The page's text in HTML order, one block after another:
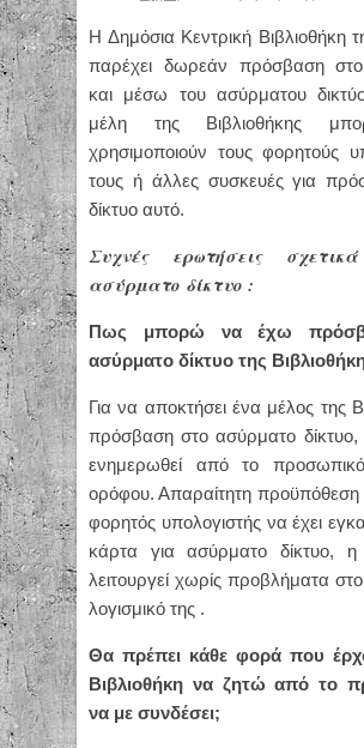
Η Δημόσια Κεντρική Βιβλιοθήκη
παρέχει δωρεάν πρόσβαση στο
και μέσω του ασύρματου
μέλη της Βιβλιοθήκης
χρησιμοποιούν τους φορητούς
τους ή άλλες συσκευές για
δίκτυο αυτό.
Συχνές ερωτήσεις
ασύρματο δίκτυο :
Πως μπορώ να έχω
ασύρματο δίκτυο της
Για να αποκτήσει ένα μέλος της
πρόσβαση στο ασύρματο δίκτυο,
ενημερωθεί από το
ορόφου. Απαραίτητη προϋπόθεση
φορητός υπολογιστής να έχει
κάρτα για ασύρματο δίκτυο,
λειτουργεί χωρίς προβλήματα
λογισμικό της .
Θα πρέπει κάθε φορά που
Βιβλιοθήκη να ζητώ από το
να με συνδέσει;